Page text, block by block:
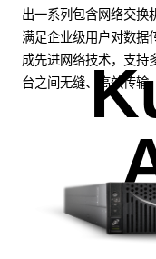
出一系列包含网络交换
满足企业级用户对数据
成先进网络技术，支持
台之间无缝、高效传输。